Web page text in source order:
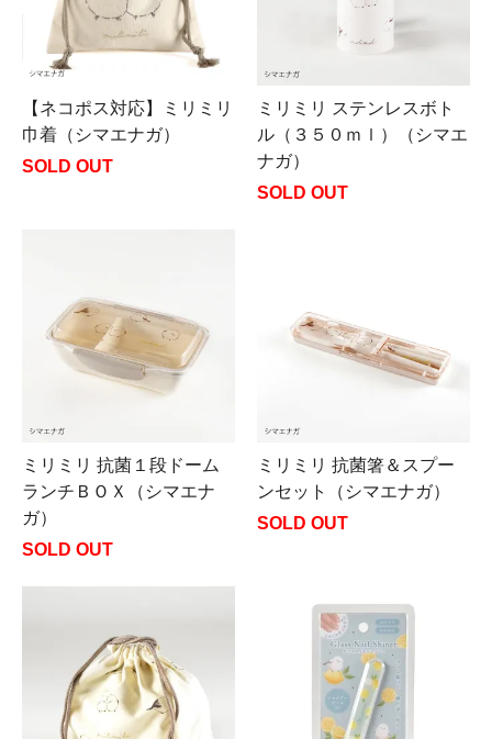
【ネコポス対応】ミリミリ
巾着（シマエナガ）
SOLD OUT
ミリミリ ステンレスボト
ル（３５０ｍｌ）（シマエ
ナガ）
SOLD OUT
ミリミリ 抗菌１段ドーム
ランチＢＯＸ（シマエナ
ガ）
SOLD OUT
ミリミリ 抗菌箸＆スプー
ンセット（シマエナガ）
SOLD OUT